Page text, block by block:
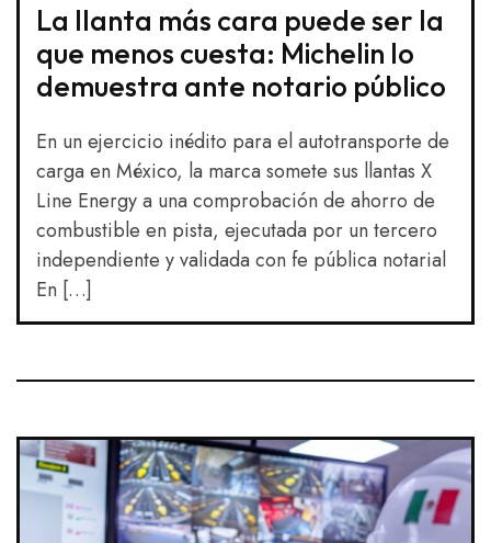
La llanta más cara puede ser la
que menos cuesta: Michelin lo
demuestra ante notario público
En un ejercicio inédito para el autotransporte de
carga en México, la marca somete sus llantas X
Line Energy a una comprobación de ahorro de
combustible en pista, ejecutada por un tercero
independiente y validada con fe pública notarial
En […]